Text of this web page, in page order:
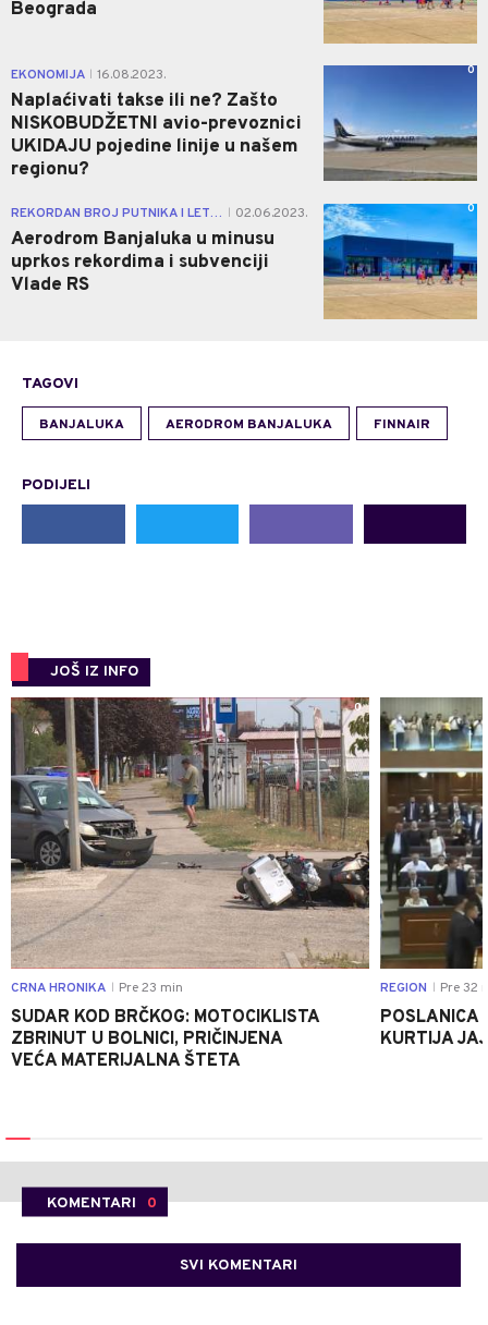
Beograda
EKONOMIJA 16.08.2023.
Naplaćivati takse ili ne? Zašto
NISKOBUDŽETNI avio-prevoznici
UKIDAJU pojedine linije u našem
regionu?
0
REKORDAN BROJ PUTNIKA I LETOVA 02.06.2023.
Aerodrom Banjaluka u minusu
uprkos rekordima i subvenciji
Vlade RS
0
TAGOVI
BANJALUKA AERODROM BANJALUKA FINNAIR
PODIJELI
JOŠ IZ INFO
0
CRNA HRONIKA Pre 23 min
SUDAR KOD BRČKOG: MOTOCIKLISTA
ZBRINUT U BOLNICI, PRIČINJENA
VEĆA MATERIJALNA ŠTETA
REGION Pre 32
POSLANICA
KURTIJA
KOMENTARI 0
SVI KOMENTARI